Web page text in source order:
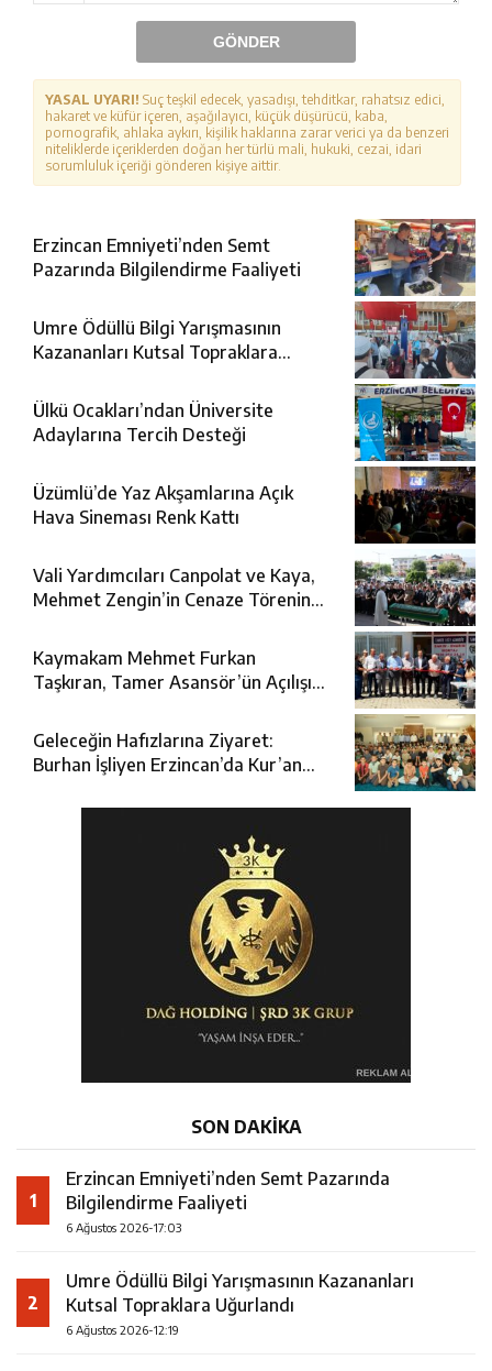
GÖNDER
YASAL UYARI! Suç teşkil edecek, yasadışı, tehditkar, rahatsız edici,
hakaret ve küfür içeren, aşağılayıcı, küçük düşürücü, kaba,
pornografik, ahlaka aykırı, kişilik haklarına zarar verici ya da benzeri
niteliklerde içeriklerden doğan her türlü mali, hukuki, cezai, idari
sorumluluk içeriği gönderen kişiye aittir.
Erzincan Emniyeti’nden Semt
Pazarında Bilgilendirme Faaliyeti
Umre Ödüllü Bilgi Yarışmasının
Kazananları Kutsal Topraklara
Ülkü Ocakları’ndan Üniversite
Adaylarına Tercih Desteği
Üzümlü’de Yaz Akşamlarına Açık
Hava Sineması Renk Kattı
Vali Yardımcıları Canpolat ve Kaya,
Mehmet Zengin’in Cenaze Törenine
Kaymakam Mehmet Furkan
Taşkıran, Tamer Asansör’ün Açılışına
Geleceğin Hafızlarına Ziyaret:
Burhan İşliyen Erzincan’da Kur’an
SON DAKİKA
1
Erzincan Emniyeti’nden Semt Pazarında
Bilgilendirme Faaliyeti
6 Ağustos 2026-17:03
2
Umre Ödüllü Bilgi Yarışmasının Kazananları
Kutsal Topraklara Uğurlandı
6 Ağustos 2026-12:19